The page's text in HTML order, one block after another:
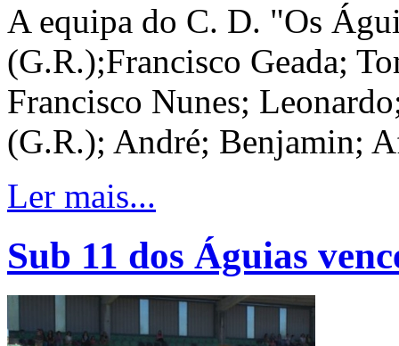
A equipa do C. D. "Os
(G.R.);Francisco Geada;
Francisco Nunes;
(G.R.); André; Benjamin;
Ler mais...
Sub 11 dos Águias